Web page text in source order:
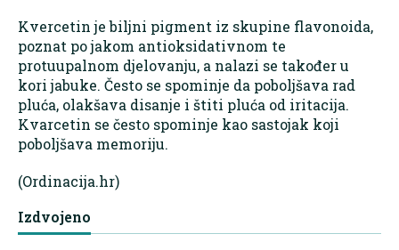
Kvercetin je biljni pigment iz skupine flavonoida,
poznat po jakom antioksidativnom te
protuupalnom djelovanju, a nalazi se također u
kori jabuke. Često se spominje da poboljšava rad
pluća, olakšava disanje i štiti pluća od iritacija.
Kvarcetin se često spominje kao sastojak koji
poboljšava memoriju.
(Ordinacija.hr)
Izdvojeno